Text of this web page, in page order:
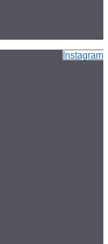
Instagram